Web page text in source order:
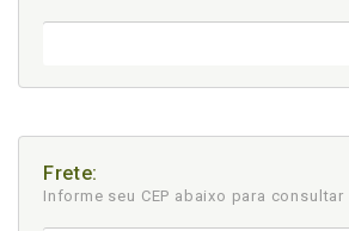
Frete:
Informe seu CEP abaixo para consultar